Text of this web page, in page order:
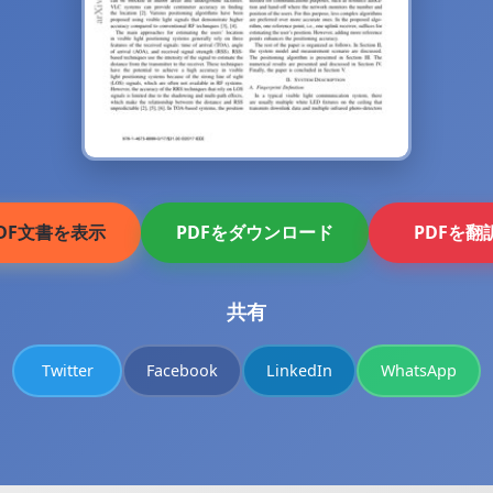
文書を表示 PDFをダウンロード PDFを翻
共有
Twitter Facebook LinkedIn WhatsApp